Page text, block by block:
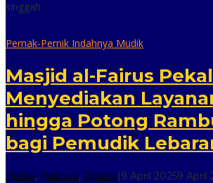
singgah
Pernak-Pernik Indahnya Mudik
Masjid al-Fairus
Menyediakan
hingga Potong
bagi Pemudik
Berita, Pantura, Wisata|9 April 20259 April